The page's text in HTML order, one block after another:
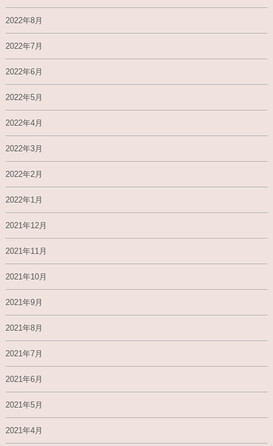
2022年8月
2022年7月
2022年6月
2022年5月
2022年4月
2022年3月
2022年2月
2022年1月
2021年12月
2021年11月
2021年10月
2021年9月
2021年8月
2021年7月
2021年6月
2021年5月
2021年4月